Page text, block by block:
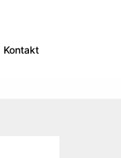
Kontakt